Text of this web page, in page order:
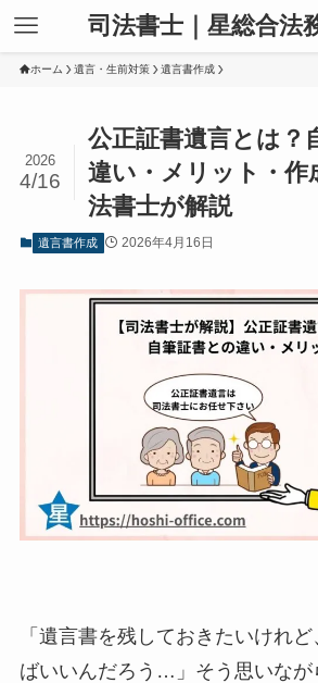
司法書士｜星総合法
ホーム 遺言・生前対策 遺言書作成
公正証書遺言とは？
違い・メリット・作
法書士が解説
2026
4/16
遺言書作成 2026年4月16日
「遺言書を残しておきたいけれ
ばいいんだろう…」そう思いなが